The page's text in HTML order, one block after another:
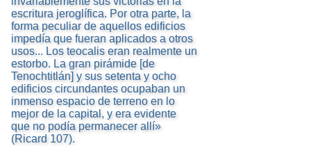
escritura jeroglífica. Por otra parte, la
forma peculiar de aquellos edificios
impedía que fueran aplicados a otros
usos... Los teocalis eran realmente un
estorbo. La gran pirámide [de
Tenochtitlán] y sus setenta y ocho
edificios circundantes ocupaban un
inmenso espacio de terreno en lo
mejor de la capital, y era evidente
que no podía permanecer allí»
(Ricard 107).